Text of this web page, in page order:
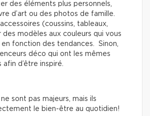
des éléments plus personnels,
d’art ou des photos de famille.
(coussins, tableaux,
des modèles aux couleurs qui vous
fonction des tendances. Sinon,
déco qui ont les mêmes
d’être inspiré.
sont pas majeurs, mais ils
le bien-être au quotidien!